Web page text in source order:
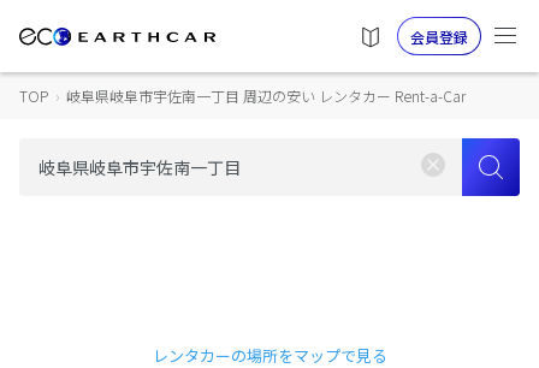
会員登録
TOP › 岐阜県岐阜市宇佐南一丁目 周辺の安い レンタカー Rent-a-Car
レンタカーの場所をマップで見る